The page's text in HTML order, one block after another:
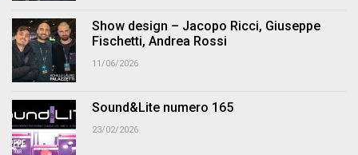
Show design – Jacopo Ricci, Giuseppe
Fischetti, Andrea Rossi
11/06/2026
Sound&Lite numero 165
23/02/2026